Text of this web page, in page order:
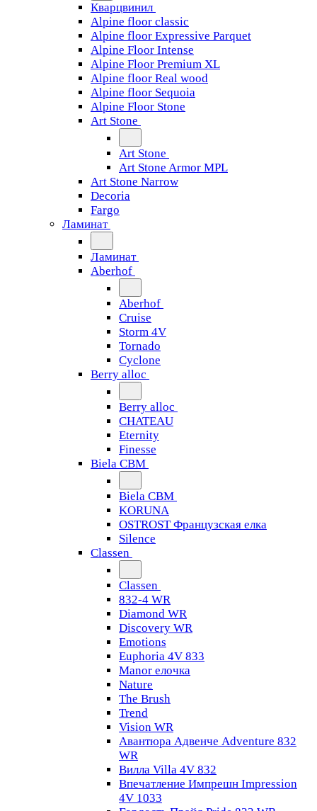
Кварцвинил
Alpine floor classic
Alpine floor Expressive Parquet
Alpine Floor Intense
Alpine Floor Premium XL
Alpine floor Real wood
Alpine floor Sequoia
Alpine Floor Stone
Art Stone
Art Stone
Art Stone Armor MPL
Art Stone Narrow
Decoria
Fargo
Ламинат
Ламинат
Aberhof
Aberhof
Cruise
Storm 4V
Tornado
Сyclone
Berry alloc
Berry alloc
CHATEAU
Eternity
Finesse
Biela CBM
Biela CBM
KORUNA
OSTROST Французская елка
Silence
Classen
Classen
832-4 WR
Diamond WR
Discovery WR
Emotions
Euphoria 4V 833
Manor елочка
Nature
The Brush
Trend
Vision WR
Авантюра Адвенче Adventure 832
WR
Вилла Villa 4V 832
Впечатление Импрешн Impression
4V 1033